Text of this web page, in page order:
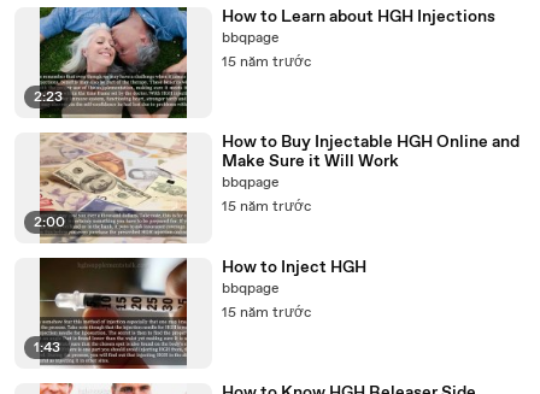
2:23
How to Learn about HGH Injections
bbqpage
15 năm trước
2:00
How to Buy Injectable HGH Online and
Make Sure it Will Work
bbqpage
15 năm trước
1:43
How to Inject HGH
bbqpage
15 năm trước